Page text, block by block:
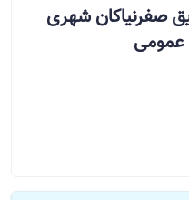
صفرنیاکان شهری
عمومی